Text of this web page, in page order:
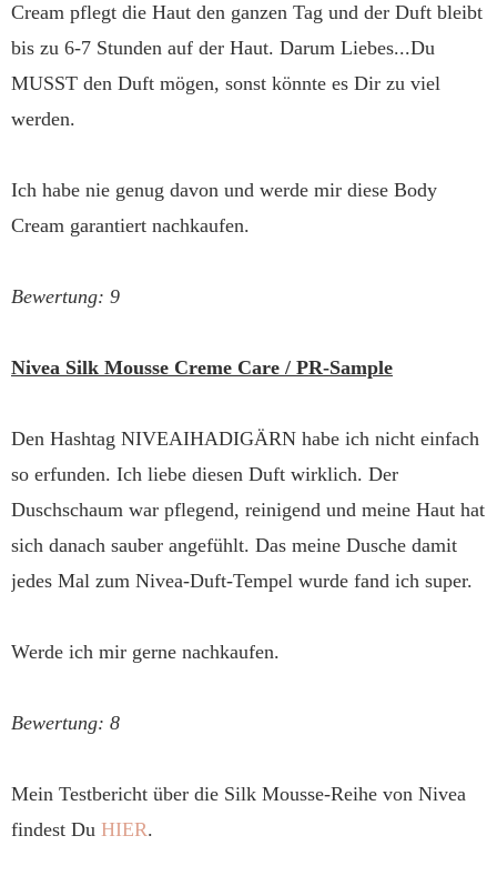
Cream pflegt die Haut den ganzen Tag und der Duft bleibt
bis zu 6-7 Stunden auf der Haut. Darum Liebes...Du
MUSST den Duft mögen, sonst könnte es Dir zu viel
werden.
Ich habe nie genug davon und werde mir diese Body
Cream garantiert nachkaufen.
Bewertung: 9
Nivea Silk Mousse Creme Care / PR-Sample
Den Hashtag NIVEAIHADIGÄRN habe ich nicht einfach
so erfunden. Ich liebe diesen Duft wirklich. Der
Duschschaum war pflegend, reinigend und meine Haut hat
sich danach sauber angefühlt. Das meine Dusche damit
jedes Mal zum Nivea-Duft-Tempel wurde fand ich super.
Werde ich mir gerne nachkaufen.
Bewertung: 8
Mein Testbericht über die Silk Mousse-Reihe von Nivea
findest Du HIER.